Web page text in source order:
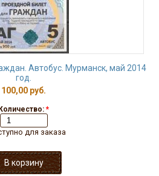
Автобус. Мурманск, май 2014
год.
100,00 руб.
Количество: *
для заказа